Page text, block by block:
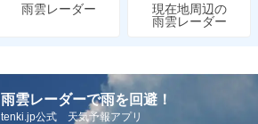
雨雲レーダー
現在地周辺の
雨雲レーダー
雨雲レーダーで雨を回避！
tenki.jp公式 天気予報アプリ